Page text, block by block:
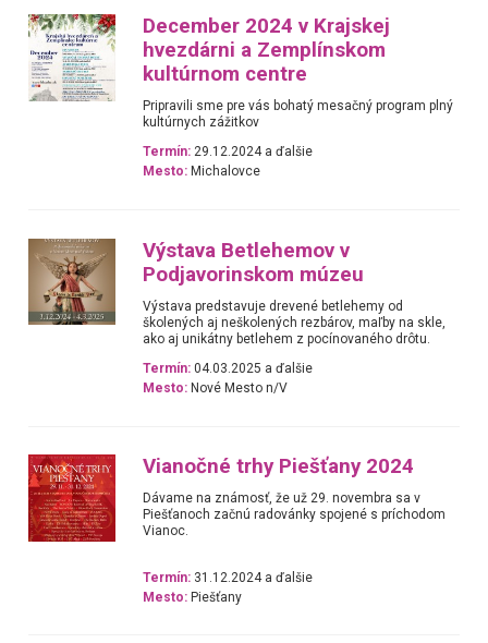
December 2024 v Krajskej
hvezdárni a Zemplínskom
kultúrnom centre
Pripravili sme pre vás bohatý mesačný program plný
kultúrnych zážitkov
Termín: 29.12.2024 a ďalšie
Mesto: Michalovce
Výstava Betlehemov v
Podjavorinskom múzeu
Výstava predstavuje drevené betlehemy od
školených aj neškolených rezbárov, maľby na skle,
ako aj unikátny betlehem z pocínovaného drôtu.
Termín: 04.03.2025 a ďalšie
Mesto: Nové Mesto n/V
Vianočné trhy Piešťany 2024
Dávame na známosť, že už 29. novembra sa v
Piešťanoch začnú radovánky spojené s príchodom
Vianoc.
Termín: 31.12.2024 a ďalšie
Mesto: Piešťany